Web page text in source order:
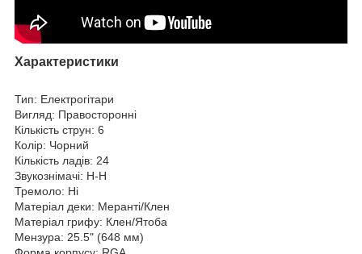
Характеристики
Тип: Електрогітари
Вигляд: Правосторонні
Кількість струн: 6
Колір: Чорний
Кількість ладів: 24
Звукознімачі: H-H
Тремоло: Ні
Матеріал деки: Меранті/Клен
Матеріал грифу: Клен/Ятоба
Мензура: 25.5" (648 мм)